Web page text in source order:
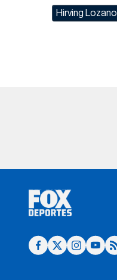
Hirving Lozano